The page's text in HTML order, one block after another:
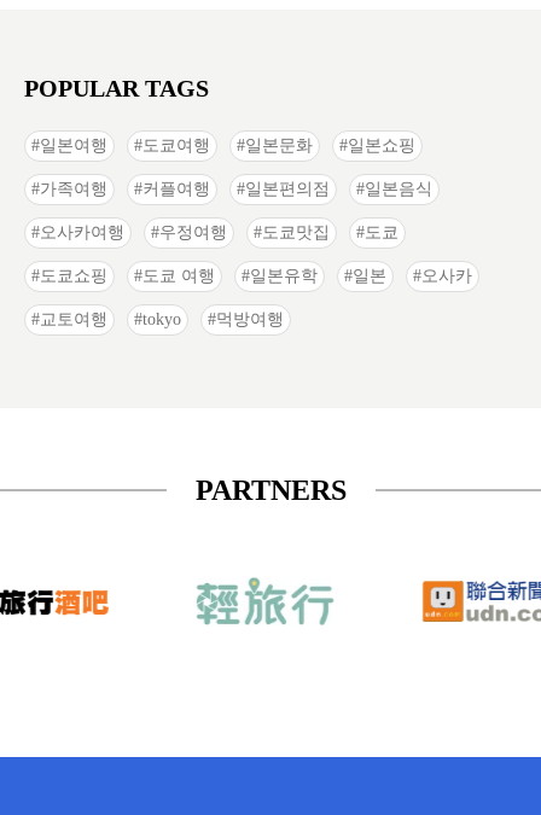
POPULAR TAGS
일본여행 도쿄여행 일본문화 일본쇼핑
가족여행 커플여행 일본편의점 일본음식
오사카여행 우정여행 도쿄맛집 도쿄
도쿄쇼핑 도쿄 여행 일본유학 일본 오사카
교토여행 tokyo 먹방여행
PARTNERS